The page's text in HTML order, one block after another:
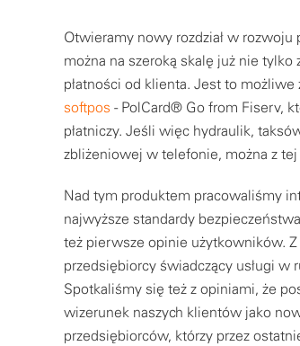
Otwieramy nowy rozdział w
można na szeroką skalę już nie
płatności od klienta. Jest to
softpos - PolCard® Go from Fiserv,
płatniczy. Jeśli więc hydraulik,
zbliżeniowej w telefonie, można z
Nad tym produktem pracowaliśmy
najwyższe standardy
też pierwsze opinie użytkowników.
przedsiębiorcy świadczący usługi w
Spotkaliśmy się też z opiniami, że
wizerunek naszych klientów jako
przedsiębiorców, którzy przez